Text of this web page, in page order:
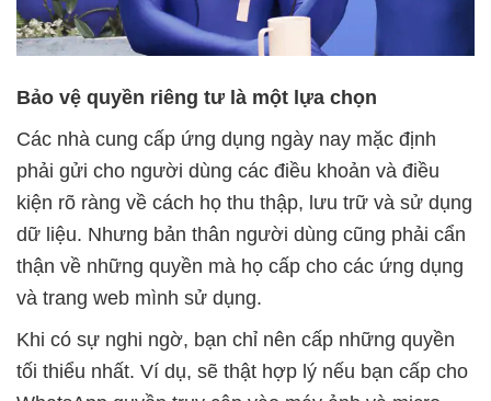
Bảo vệ quyền riêng tư là một lựa chọn
Các nhà cung cấp ứng dụng ngày nay mặc định
phải gửi cho người dùng các điều khoản và điều
kiện rõ ràng về cách họ thu thập, lưu trữ và sử dụng
dữ liệu. Nhưng bản thân người dùng cũng phải cẩn
thận về những quyền mà họ cấp cho các ứng dụng
và trang web mình sử dụng.
Khi có sự nghi ngờ, bạn chỉ nên cấp những quyền
tối thiểu nhất. Ví dụ, sẽ thật hợp lý nếu bạn cấp cho